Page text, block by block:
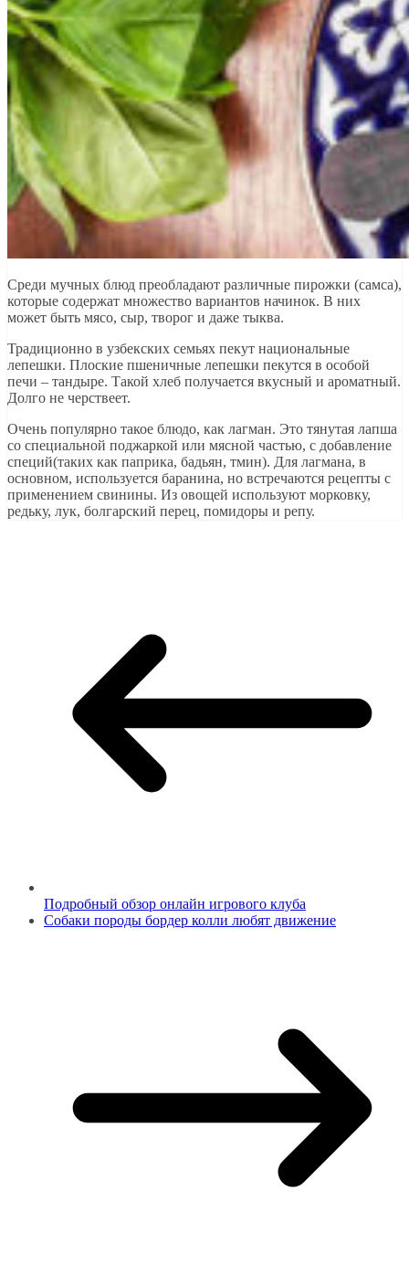
Среди мучных блюд преобладают различные пирожки (самса),
которые содержат множество вариантов начинок. В них
может быть мясо, сыр, творог и даже тыква.
Традиционно в узбекских семьях пекут национальные
лепешки. Плоские пшеничные лепешки пекутся в особой
печи – тандыре. Такой хлеб получается вкусный и ароматный.
Долго не черствеет.
Очень популярно такое блюдо, как лагман. Это тянутая лапша
со специальной поджаркой или мясной частью, с добавление
специй(таких как паприка, бадьян, тмин). Для лагмана, в
основном, используется баранина, но встречаются рецепты с
применением свинины. Из овощей используют морковку,
редьку, лук, болгарский перец, помидоры и репу.
Подробный обзор онлайн игрового клуба
Собаки породы бордер колли любят движение